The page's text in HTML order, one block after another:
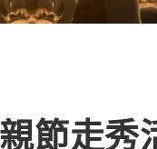
節走秀